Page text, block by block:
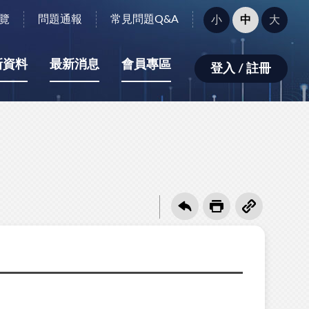
問題通報 常見問題Q&A
字
型
小：
小 中 大
資料 最新消息 會員專區 登入 / 註冊